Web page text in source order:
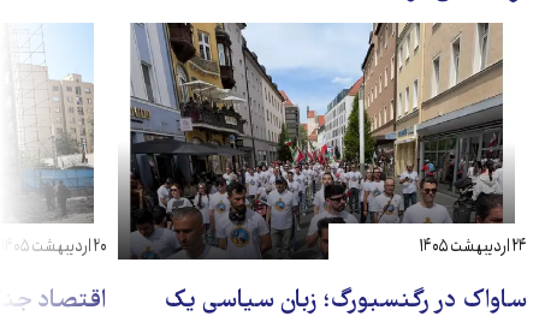
ساواک در رگنسبورگ؛ زبان سیاسی یک
۲۴ اردیبهشت ۱۴۰۵
اقتصاد
۲۰ اردیبهشت ۱۴۰۵